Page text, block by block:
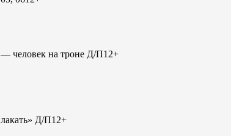
человек на троне Д/П12+
Д/П12+